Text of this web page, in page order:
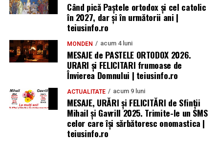
Când pică Paștele ortodox și cel catolic
în 2027, dar și în următorii ani |
teiusinfo.ro
MONDEN acum 4 luni
MESAJE de PASTELE ORTODOX 2026.
URARI și FELICITARI frumoase de
Învierea Domnului | teiusinfo.ro
ACTUALITATE acum 9 luni
MESAJE, URĂRI și FELICITĂRI de Sfinții
Mihail și Gavrill 2025. Trimite-le un SMS
celor care își sărbătoresc onomastica |
teiusinfo.ro